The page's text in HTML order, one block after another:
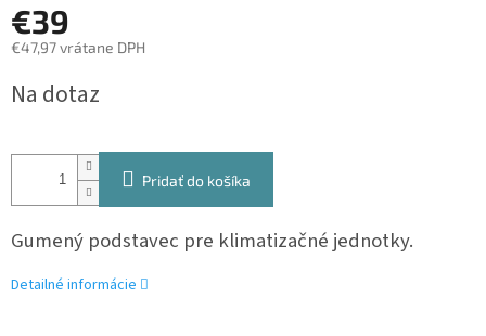
€39
€47,97 vrátane DPH
cena:
Na dotaz
Pridať do košíka
Gumený podstavec pre klimatizačné jednotky.
Detailné informácie